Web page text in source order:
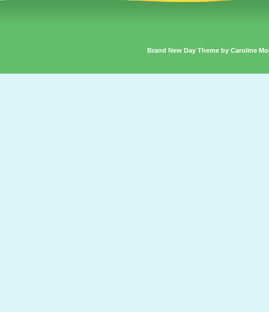
Brand New Day Theme by Caroline